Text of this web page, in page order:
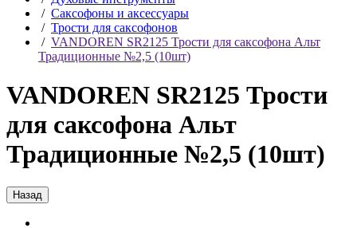
/ Саксофоны и аксессуары
/ Трости для саксофонов
/ VANDOREN SR2125 Трости для саксофона Альт
Традиционные №2,5 (10шт)
VANDOREN SR2125 Трости
для саксофона Альт
Традиционные №2,5 (10шт)
Назад